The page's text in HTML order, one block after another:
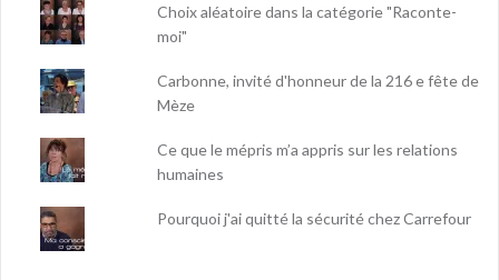
Choix aléatoire dans la catégorie "Raconte-
moi"
Carbonne, invité d'honneur de la 216 e fête de
Mèze
Ce que le mépris m’a appris sur les relations
humaines
Pourquoi j'ai quitté la sécurité chez Carrefour